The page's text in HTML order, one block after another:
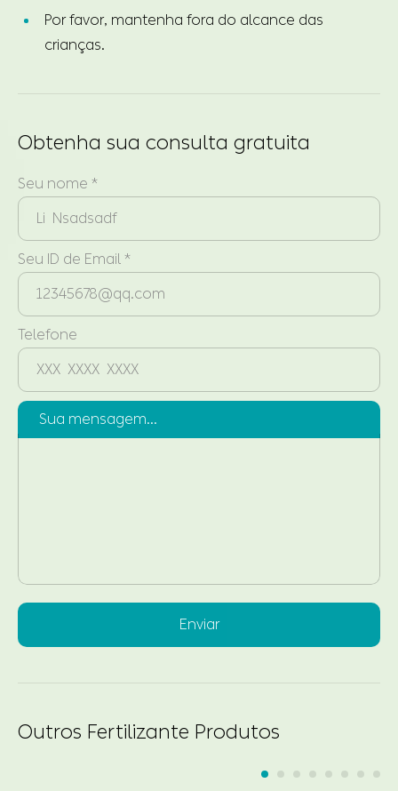
Por favor, mantenha fora do alcance das
crianças.
Obtenha sua consulta gratuita
Seu nome *
Seu ID de Email *
Telefone
Sua mensagem...
Enviar
Outros Fertilizante Produtos